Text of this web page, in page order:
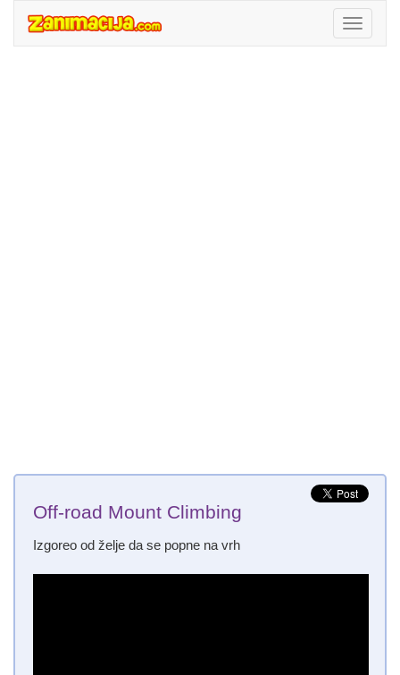
Off-road Mount Climbing
Izgoreo od želje da se popne na vrh